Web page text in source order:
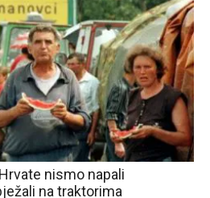
nismo napali
na traktorima